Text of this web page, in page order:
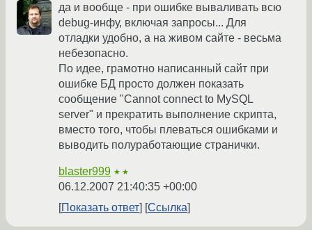
да и вообще - при ошибке вываливать всю
debug-инфу, включая запросы... Для
отладки удобно, а на живом сайте - весьма
небезопасно.
По идее, грамотно написанный сайт при
ошибке БД просто должен показать
сообщение "Cannot connect to MySQL
server" и прекратить выполнение скрипта,
вместо того, чтобы плеваться ошибками и
выводить полуработающие странички.
blaster999 ★★
06.12.2007 21:40:35 +00:00
Показать ответ
Ссылка